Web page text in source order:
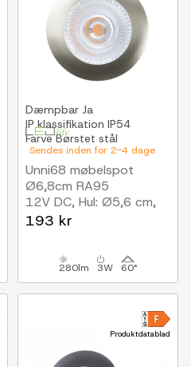
Sendes inden for 2-4 dage
Dæmpbar Ja
IP klassifikation IP54
FarveBørstet stål
Unni68 møbelspot
Ø6,8cm RA95
12V DC, Hul: Ø5,6 cm,
Mål: Ø6,8 cm, Børstet
193 kr
280lm 3W 60°
Produktdatablad